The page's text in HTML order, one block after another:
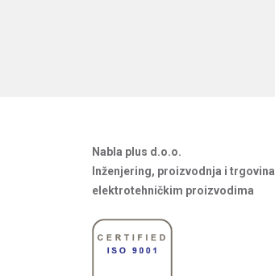
Nabla plus d.o.o.
Inženjering, proizvodnja i trgovina
elektrotehničkim proizvodima